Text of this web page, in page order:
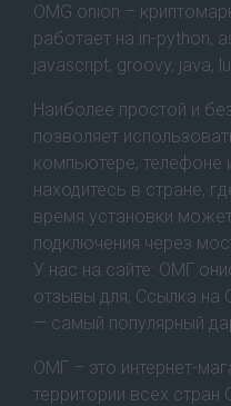
OMG onion –
работает на in-python,
javascript, groovy, java,
Наиболее простой и
позволяет
компьютере, телефоне
находитесь в стране,
время установки
подключения через
У нас на сайте: ОМГ
отзывы для, Ссылка на
— самый популярный
ОМГ – это интернет-
территории всех